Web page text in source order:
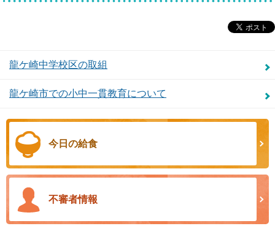
龍ケ崎中学校区の取組
龍ケ崎市での小中一貫教育について
今日の給食
不審者情報